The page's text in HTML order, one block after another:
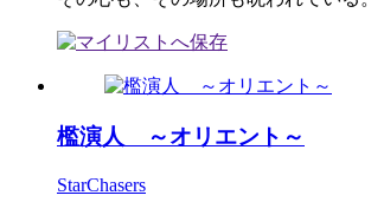
檻演人 ～オリエント～
StarChasers